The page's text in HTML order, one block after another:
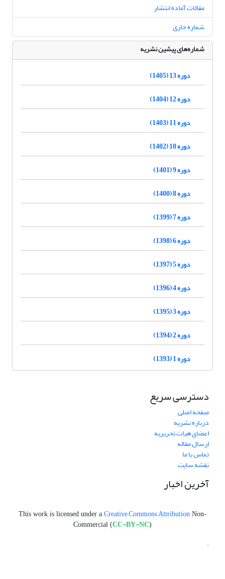
مقالات آماده انتشار
شماره جاری
شماره‌های پیشین نشریه
دوره 13 (1405)
دوره 12 (1404)
دوره 11 (1403)
دوره 10 (1402)
دوره 9 (1401)
دوره 8 (1400)
دوره 7 (1399)
دوره 6 (1398)
دوره 5 (1397)
دوره 4 (1396)
دوره 3 (1395)
دوره 2 (1394)
دوره 1 (1393)
دسترسی سریع
صفحه اصلی
درباره نشریه
اعضای هیات تحریریه
ارسال مقاله
تماس با ما
نقشه سایت
آخرین اخبار
This work is licensed under a Creative Commons Attribution Non-
Commercial (CC-BY-NC)
.